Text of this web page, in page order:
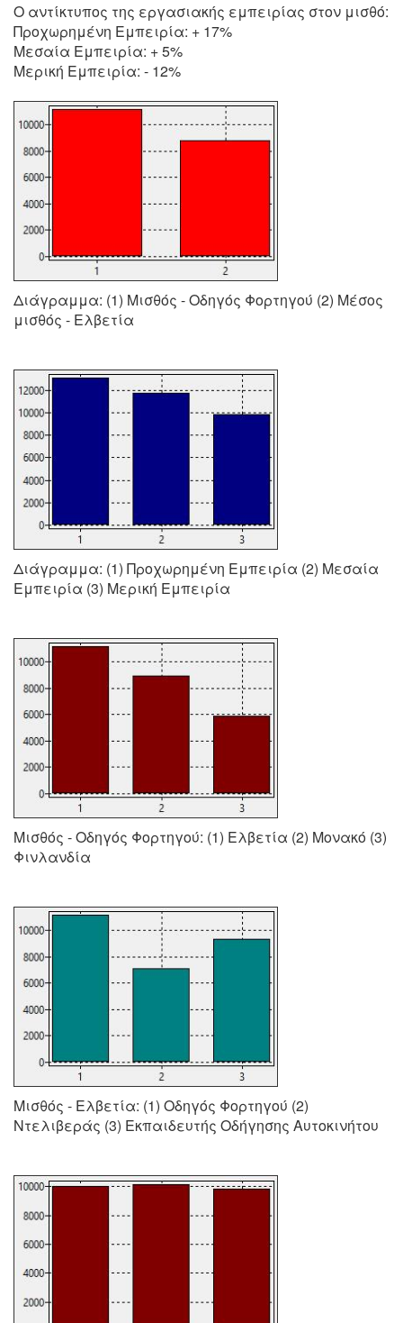
Ο αντίκτυπος της εργασιακής εμπειρίας στον μισθό:
Προχωρημένη Εμπειρία: + 17%
Μεσαία Εμπειρία: + 5%
Μερική Εμπειρία: - 12%
Διάγραμμα: (1) Μισθός - Οδηγός Φορτηγού (2) Μέσος
μισθός - Ελβετία
Διάγραμμα: (1) Προχωρημένη Εμπειρία (2) Μεσαία
Εμπειρία (3) Μερική Εμπειρία
Μισθός - Οδηγός Φορτηγού: (1) Ελβετία (2) Μονακό (3)
Φινλανδία
Μισθός - Ελβετία: (1) Οδηγός Φορτηγού (2)
Ντελιβεράς (3) Εκπαιδευτής Οδήγησης Αυτοκινήτου